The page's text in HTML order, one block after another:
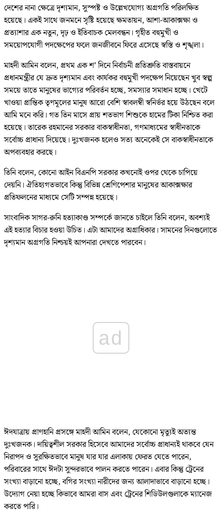
দেশের নানা ক্ষেত্রে দৃশ্যমান, সুস্পষ্ট ও উল্লেখযোগ্য অগ্রগতি পরিলক্ষিত
হয়েছে। একই সাথে জনমনে সৃষ্টি হয়েছে ক্ষমতায়ন, আশা-আকাক্সক্ষা ও
প্রত্যাশার এক নতুন, দৃঢ় ও ইতিবাচক মেলবন্ধন। গৃহীত বহুমুখী ও
সময়োপযোগী পদক্ষেপের ফলে জনজীবনে ফিরে এসেছে স্বস্তি ও শৃঙ্খলা।
মাহদী আমিন বলেন, প্রথম এক শ’ দিনে নির্বাচনী প্রতিশ্রুতি বাস্তবায়নে
প্রধানমন্ত্রীর যে দ্রুত দৃশ্যমান এবং কার্যকর বহুমুখী পদক্ষেপ নিয়েছেন খুব স্বল্প
সময়ে তাতে মানুষের ভাগ্যের পরিবর্তন হচ্ছে, সমস্যার সমাধান হচ্ছে। খেটে
খাওয়া প্রান্তিক তৃণমূলের মানুষ আরো বেশি স্বাবলম্বী স্বনির্ভর হয়ে উঠছেন বলে
আমি মনে করি। গত তিন মাসে প্রায় শতভাগ শিশুকে হামের টিকা নিশ্চিত করা
হয়েছে। তারেক রহমানের সরকার বাকস্বাধীনতা, গণমাধ্যমের স্বাধীনতাকে
সর্বোচ্চ প্রাধান্য দিয়েছে। দুঃখজনক হলেও সত্য অনেকেই সে বাকস্বাধীনতাকে
অপব্যবহার করছে।
তিনি বলেন, কোনো আইন বিএনপি সরকার কখনোই ওপর থেকে চাপিয়ে
দেয়নি। ঐতিহ্যগতভাবে কিন্তু বিভিন্ন শ্রেণিপেশার মানুষের আকাক্সক্ষার
প্রতিফলনের মাধ্যমে সেটি সম্পন্ন হয়েছে।
সাংবাদিক সাগর-রুনি হত্যাকাণ্ড সম্পর্কে জানতে চাইলে তিনি বলেন, অবশ্যই
এই হত্যার বিচার হওয়া উচিত। এটা আমাদের অগ্রাধিকার। সামনের দিনগুলোতে
দৃশ্যমান অগ্রগতি নিশ্চয়ই আপনারা দেখতে পারবেন।
ad
ঈদযাত্রায় প্রাণহানি প্রসঙ্গে মাহদী আমিন বলেন, যেকোনো মৃত্যুই অত্যন্ত
দুঃখজনক। দায়িত্বশীল সরকার হিসেবে আমাদের সর্বোচ্চ প্রাধান্যই থাকবে যেন
নিরাপদ ও সুরক্ষিতভাবে মানুষ যার যার এলাকায় ফেরত যেতে পারেন,
পরিবারের সাথে ঈদটা সুন্দরভাবে পালন করতে পারেন। এবার কিন্তু ট্রেনের
সংখ্যা বাড়ানো হচ্ছে, বগির সংখ্যা নারীদের জন্য আলাদাভাবে বাড়ানো হচ্ছে।
উদ্যোগ নেয়া হচ্ছে কিভাবে আমরা বাস এবং ট্রেনের শিডিউলগুলাকে ম্যানেজ
করতে পারি।